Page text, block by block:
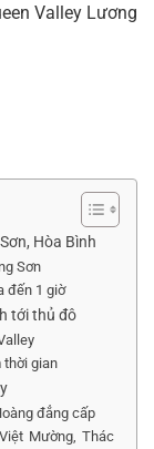
Valley Lương
Hòa Bình
Sơn
đến 1 giờ
tới thủ đô
thời gian
đẳng cấp
Mường, Thác